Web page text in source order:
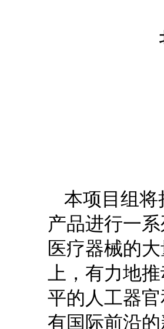
本项目组
产品进行一
医疗器械的
上，有力地
平的人工器
有国际前沿